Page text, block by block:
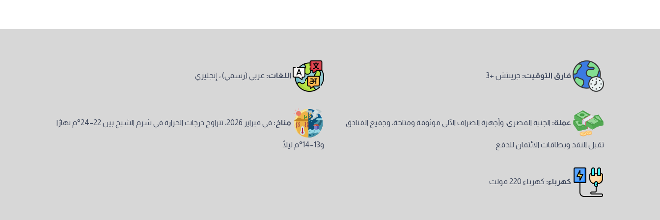
فارق التوقيت: جرينتش +3 اللغات: عربي (رسمي) ، إنجليزي
عملة: الجنيه المصري، وأجهزة الصراف الآلي موثوقة ومتاحة، وجميع الفنادق
تقبل النقد وبطاقات الائتمان للدفع
مناخ: في فبراير 2026، تتراوح درجات الحرارة في شرم الشيخ بين 22–24°م نهارًا
و13–14°م ليلًا.
كهرباء: كهرباء 220 فولت